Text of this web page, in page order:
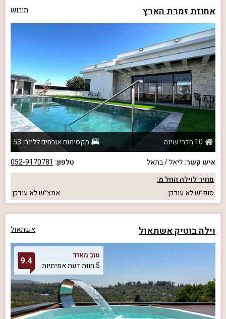
אחוזת זמרת הארץ תירוש
10 חדרי שינה
מקסימום אורחים ללינה: 53
איש קשר:ליאל / בתאל טלפון: 052-9170781
מחיר לוילה החל מ:
סופ״שלא עודכן אמצ״שלא עודכן
וילה בוטיק אשתאול אשתאול
טוב מאוד
5 חוות דעת אמיתיות
9.4